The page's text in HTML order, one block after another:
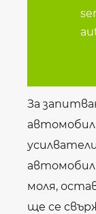
За
моля,
ще се